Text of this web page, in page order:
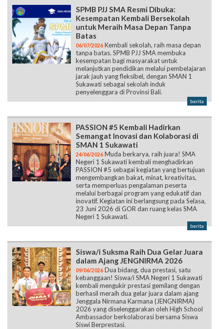
SPMB PJJ SMA Resmi Dibuka:
Kesempatan Kembali Bersekolah
untuk Meraih Masa Depan Tanpa
Batas
06/07/2026 Kembali sekolah, raih masa depan
tanpa batas. SPMB PJJ SMA membuka
kesempatan bagi masyarakat untuk
melanjutkan pendidikan melalui pembelajaran
jarak jauh yang fleksibel, dengan SMAN 1
Sukawati sebagai sekolah induk
penyelenggara di Provinsi Bali.
berita
PASSION #5 Kembali Hadirkan
Semangat Inovasi dan Kolaborasi di
SMAN 1 Sukawati
24/06/2026 Muda berkarya, raih juara! SMA
Negeri 1 Sukawati kembali menghadirkan
PASSION #5 sebagai kegiatan yang bertujuan
mengembangkan bakat, minat, kreativitas,
serta memperluas pengalaman peserta
melalui berbagai program yang edukatif dan
inovatif. Kegiatan ini berlangsung pada Selasa,
23 Juni 2026 di GOR dan ruang kelas SMA
Negeri 1 Sukawati.
berita
Siswa/i Suksma Raih Dua Gelar Juara
dalam Ajang JENGNIRMA 2026
09/06/2026 Dua bidang, dua prestasi, satu
kebanggaan! Siswa/i SMA Negeri 1 Sukawati
kembali mengukir prestasi gemilang dengan
berhasil meraih dua gelar juara dalam ajang
Jenggala Nirmana Karmana (JENGNIRMA)
2026 yang diselenggarakan oleh High School
Ambassador berkolaborasi bersama Siswa
Siswi Berprestasi.